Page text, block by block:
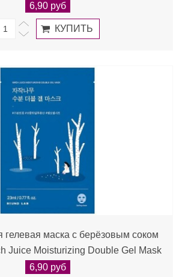
6,90 руб
маска с берёзовым соком
Juice Moisturizing Double Gel Mask
6,90 руб